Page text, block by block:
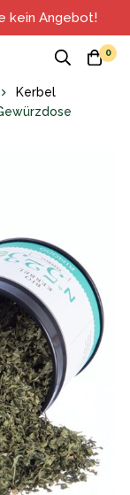
kein Angebot!
0
Kerbel